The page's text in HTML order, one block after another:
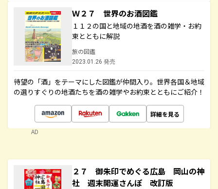
Ｗ２７ 世界のお酒図鑑
１１２の国と地域の地酒を酒の雑学・お約
束とともに解説
旅の図鑑
2023.01.26 発売
待望の「酒」をテーマにした図鑑が仲間入り。世界各国＆地域
の選りすぐりの地酒たちを酒の雑学やお約束とともにご紹介！
詳細を見る
AD
２７ 御朱印でめぐる広島 岡山の神
社 週末開運さんぽ 改訂版